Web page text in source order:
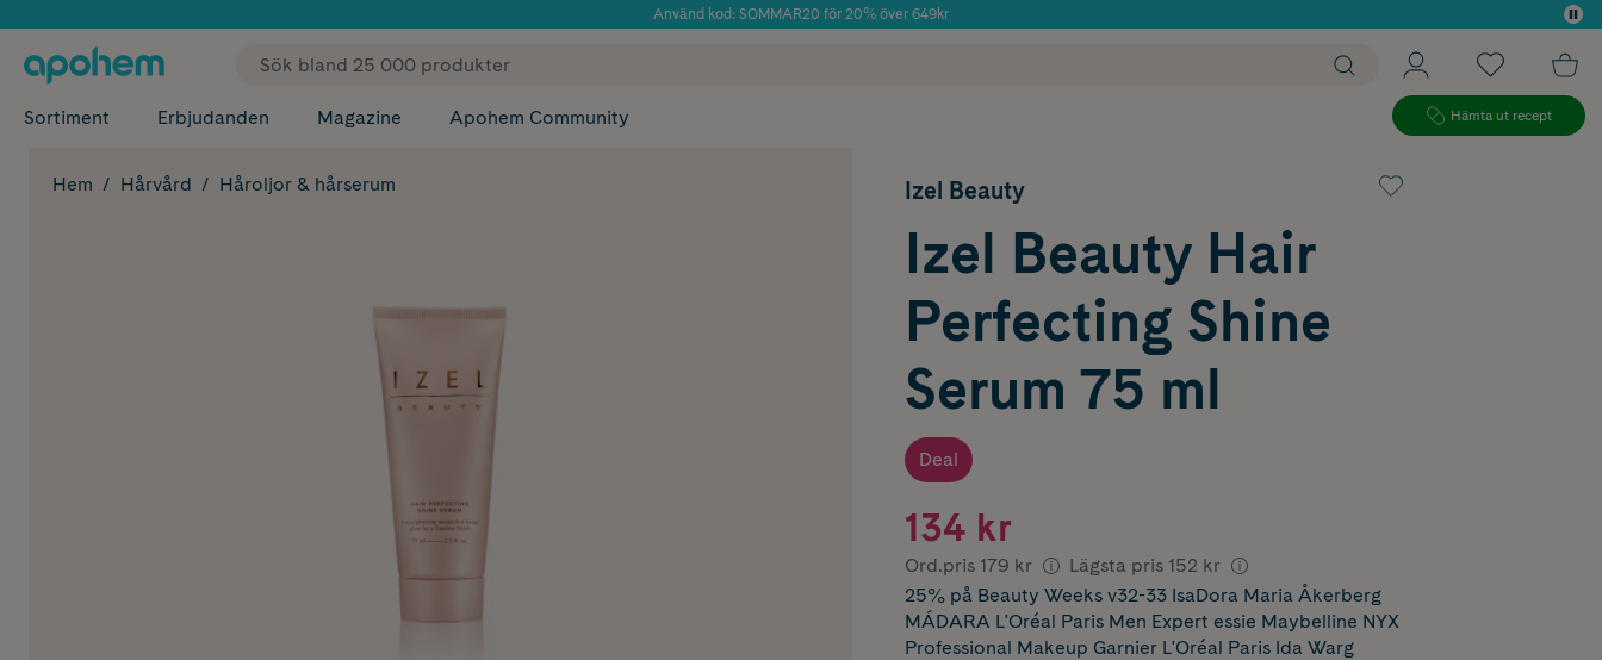
Använd kod: SOMMAR20 för 20% över 649kr
✓ Fri frakt
Sortiment Erbjudanden Magazine Apohem Community Hämta ut recept
Hem Hårvård Håroljor & hårserum Izel Beauty
Izel Beauty Hair
Perfecting Shine
Serum 75 ml
Deal
134 kr
Ord.pris 179 kr Lägsta pris 152 kr
25% på Beauty Weeks v32-33 IsaDora Maria Åkerberg
MÁDARA L'Oréal Paris Men Expert essie Maybelline NYX
Professional Makeup Garnier L'Oréal Paris Ida Warg